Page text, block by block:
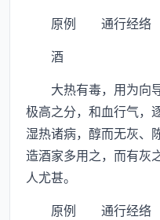
原例 通行经络
酒
大热有毒，用为向
极高之分，和血行气，
湿热诸病，醇而无灰、
造酒家多用之，而有灰
人尤甚。
原例 通行经络